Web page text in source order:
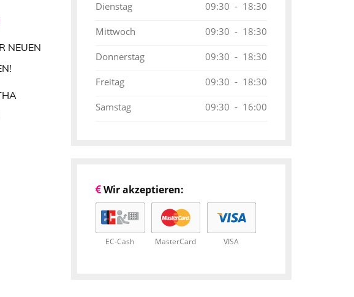
NEUEN
Dienstag 09:30 - 18:30
Mittwoch 09:30 - 18:30
Donnerstag 09:30 - 18:30
Freitag 09:30 - 18:30
Samstag 09:30 - 16:00
Wir akzeptieren:
EC-Cash MasterCard VISA